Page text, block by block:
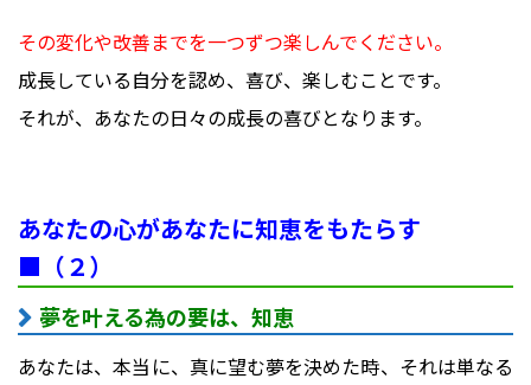
その変化や改善までを一つずつ楽しんでください。
成長している自分を認め、喜び、楽しむことです。
それが、あなたの日々の成長の喜びとなります。
あなたの心があなたに知恵をもたらす
■（２）
夢を叶える為の要は、知恵
あなたは、本当に、真に望む夢を決めた時、それは単なる